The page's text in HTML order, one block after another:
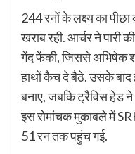
244 रनों के लक्ष्य का
खराब रही. आर्चर ने पारी
गेंद फेंकी, जिससे अभिषेक
हाथों कैच दे बैठे. उसके
बनाए, जबकि ट्रैविस हेड
इस रोमांचक मुकाबले में
51 रन तक पहुंच गई.